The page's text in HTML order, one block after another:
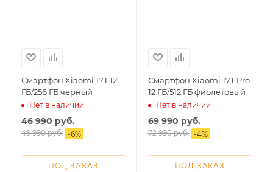
Смартфон Xiaomi 17T 12
ГБ/256 ГБ черный
Нет в наличии
46 990 руб.
49 990руб. -6%
ПОД ЗАКАЗ
Смартфон Xiaomi 17T Pro
12 ГБ/512 ГБ фиолетовый
Нет в наличии
69 990 руб.
72 990руб. -4%
ПОД ЗАКАЗ